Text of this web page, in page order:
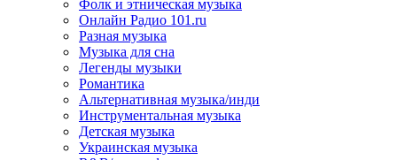
Фолк и этническая музыка
Онлайн Радио 101.ru
Разная музыка
Музыка для сна
Легенды музыки
Романтика
Альтернативная музыка/инди
Инструментальная музыка
Детская музыка
Украинская музыка